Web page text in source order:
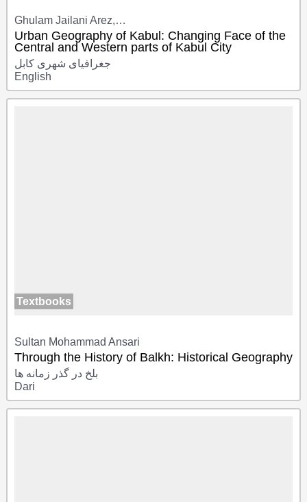
Ghulam Jailani Arez,…
Urban Geography of Kabul: Changing Face of the
Central and Western parts of Kabul City
جغرافیای شهری کابل
English
Textbooks
Sultan Mohammad Ansari
Through the History of Balkh: Historical Geography
بلخ در گذر زمانه ها
Dari